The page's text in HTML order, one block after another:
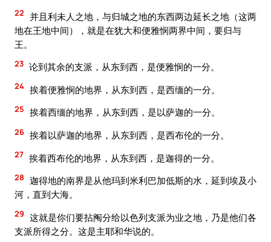
22 并且利未人之地，与归城之地的东西两边延长之地（这两
地在王地中间），就是在犹大和便雅悯两界中间，要归与
王。
23 论到其余的支派，从东到西，是便雅悯的一分。
24 挨着便雅悯的地界，从东到西，是西缅的一分。
25 挨着西缅的地界，从东到西，是以萨迦的一分。
26 挨着以萨迦的地界，从东到西，是西布伦的一分。
27 挨着西布伦的地界，从东到西，是迦得的一分。
28 迦得地的南界是从他玛到米利巴加低斯的水，延到埃及小
河，直到大海。
29 这就是你们要拈阄分给以色列支派为业之地，乃是他们各
支派所得之分。这是主耶和华说的。